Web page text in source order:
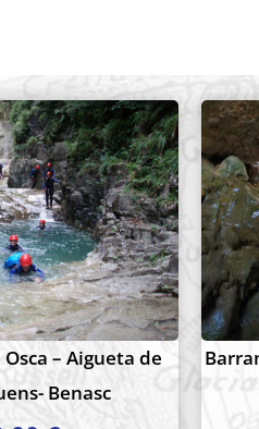
Oferta!
– Descens
Tècnics i d’Alta